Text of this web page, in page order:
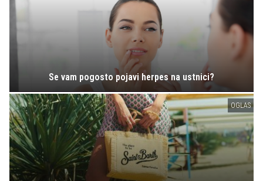
Se vam pogosto pojavi herpes na ustnici?
OGLAS